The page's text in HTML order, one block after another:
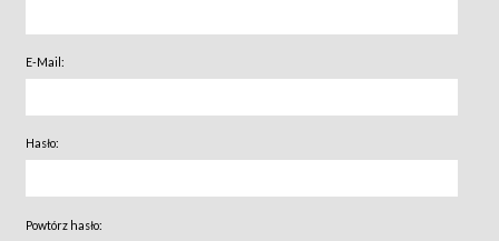
E-Mail:
Hasło:
Powtórz hasło: